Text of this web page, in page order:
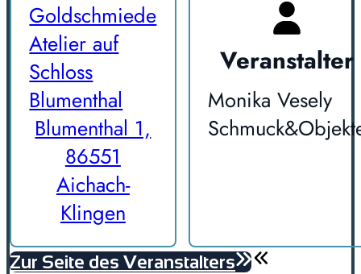
Goldschmiede
Atelier auf
Schloss
Blumenthal
Blumenthal 1,
86551
Aichach-
Klingen
Veranstalter
Monika Vesely
Zur Seite des Veranstalters